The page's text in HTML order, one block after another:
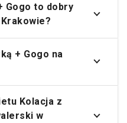
Gogo to dobry
+ Gogo na
Kolacja z
w